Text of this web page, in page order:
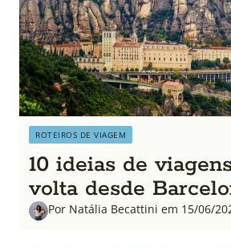
ROTEIROS DE VIAGEM
10 ideias de
volta desde
Por Natália Becattini em 15/06/